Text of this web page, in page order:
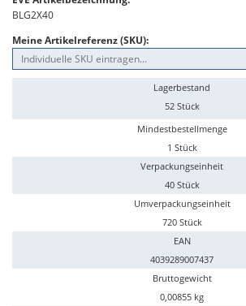
BLG2X40
Meine Artikelreferenz (SKU):
Lagerbestand
52 Stück
Mindestbestellmenge
1 Stück
Verpackungseinheit
40 Stück
Umverpackungseinheit
720 Stück
EAN
4039289007437
Bruttogewicht
0,00855 kg